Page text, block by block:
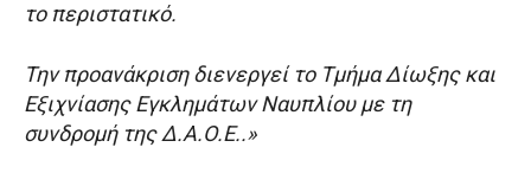
το περιστατικό.
Την προανάκριση διενεργεί το Τμήμα Δίωξης και
Εξιχνίασης Εγκλημάτων Ναυπλίου με τη
συνδρομή της Δ.Α.Ο.Ε..»